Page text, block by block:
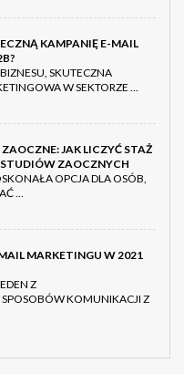
KAMPANIĘ E-MAIL
SKUTECZNA
W SEKTORZE …
JAK LICZYĆ STAŻ
ZAOCZNYCH
OPCJA DLA OSÓB,
…
MARKETINGU W 2021
Z
SPOSOBÓW KOMUNIKACJI Z